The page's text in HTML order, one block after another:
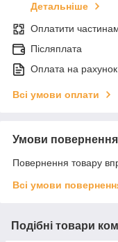
Детальніше
Оплатити
Післяплата
Оплата на рахунок
Всі умови оплати
Умови повернення
Повернення товару
Всі умови
Подібні товари